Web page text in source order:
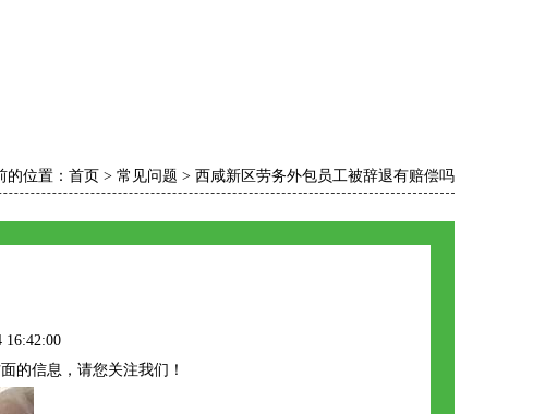
的位置： 首页 > 常见问题 > 西咸新区劳务外包员工被辞退有赔偿吗
的信息，请您关注我们！